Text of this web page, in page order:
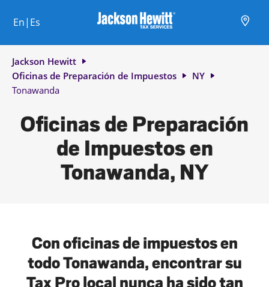
En|Es
Jackson Hewitt
Oficinas de Preparación de Impuestos
NY
Tonawanda
Oficinas de Preparación
de Impuestos en
Tonawanda, NY
Con oficinas de impuestos en
todo Tonawanda, encontrar su
Tax Pro local nunca ha sido tan